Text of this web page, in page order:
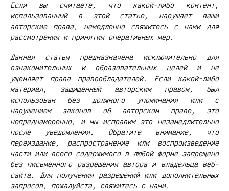
Если вы считаете, что какой-либо контент,
использованный в этой статье, нарушает ваши
авторские права, немедленно свяжитесь с нами для
рассмотрения и принятия оперативных мер.
Данная статья предназначена исключительно для
ознакомительных и образовательных целей и не
ущемляет права правообладателей. Если какой-либо
материал, защищенный авторским правом, был
использован без должного упоминания или с
нарушением законов об авторском праве, это
непреднамеренно, и мы исправим это незамедлительно
после уведомления. Обратите внимание, что
переиздание, распространение или воспроизведение
части или всего содержимого в любой форме запрещено
без письменного разрешения автора и владельца веб-
сайта. Для получения разрешений или дополнительных
запросов, пожалуйста, свяжитесь с нами.